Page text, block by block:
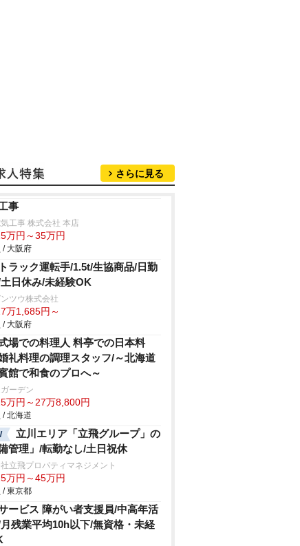
さらに見る
事
工事 株式会社 本店
万円～35万円
/ 大阪府
ラック運転手/1.5t/生協商品/日勤
日休み/未経験OK
ツウ株式会社
万1,685円～
/ 大阪府
場での料理人 料亭での日本料
礼料理の調理スタッフ/～北海道
館で和食のプロへ～
ーデン
万円～27万8,800円
/ 北海道
立川エリア「立飛グループ」の
備管理」/転勤なし/土日祝休
立飛プロパティマネジメント
万円～45万円
/ 東京都
ービス 障がい者支援員/中高年活
残業平均10h以下/無資格・未経